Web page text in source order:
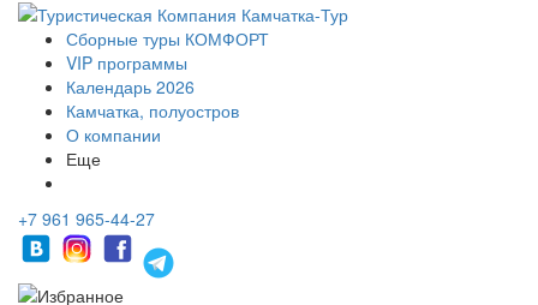
Сборные туры КОМФОРТ
VIP программы
Календарь 2026
Камчатка, полуостров
О компании
Еще
+7 961 965-44-27